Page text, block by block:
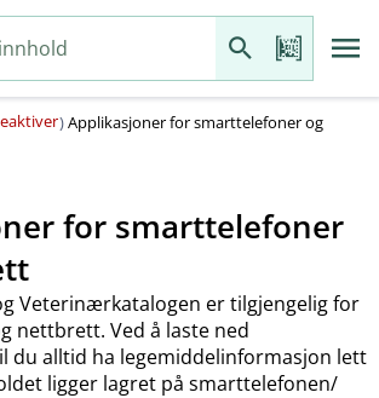
)Applikasjoner for smarttelefoner og
for smarttelefoner
Veterinærkatalogen er tilgjengelig for
nettbrett. Ved å laste ned
du alltid ha legemiddelinformasjon lett
ligger lagret på smarttelefonen​/​